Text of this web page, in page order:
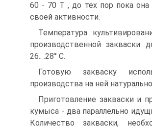
60 - 70 Т , до тех пор пока она
своей активности.
Температура
производственной закваски
26.. .28° С.
Готовую закваску
производства на ней
Приготовление закваски и
кумыса - два параллельно
Количество закваски,